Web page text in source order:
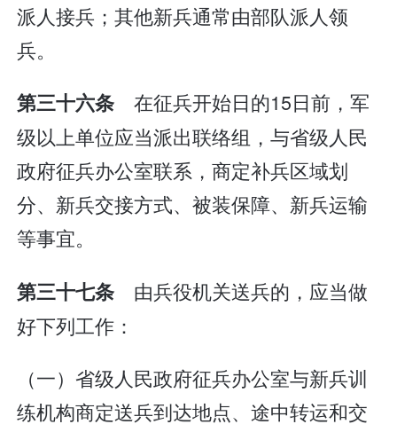
派人接兵；其他新兵通常由部队派人领
兵。
第三十六条 在征兵开始日的15日前，军
级以上单位应当派出联络组，与省级人民
政府征兵办公室联系，商定补兵区域划
分、新兵交接方式、被装保障、新兵运输
等事宜。
第三十七条 由兵役机关送兵的，应当做
好下列工作：
（一）省级人民政府征兵办公室与新兵训
练机构商定送兵到达地点、途中转运和交